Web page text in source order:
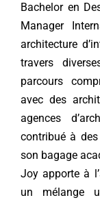
Bachelor en
Manager
architecture
travers
parcours
avec des
agences
contribué à
son bagage
Joy apporte à
un mélange